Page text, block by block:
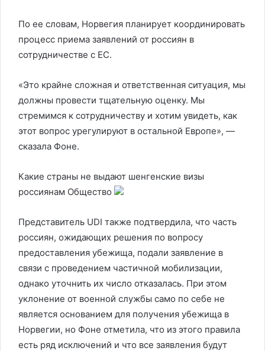
По ее словам, Норвегия планирует координировать
процесс приема заявлений от россиян в
сотрудничестве с ЕС.
«Это крайне сложная и ответственная ситуация, мы
должны провести тщательную оценку. Мы
стремимся к сотрудничеству и хотим увидеть, как
этот вопрос урегулируют в остальной Европе», —
сказала Фоне.
Какие страны не выдают шенгенские визы
россиянам Общество
Представитель UDI также подтвердила, что часть
россиян, ожидающих решения по вопросу
предоставления убежища, подали заявление в
связи с проведением частичной мобилизации,
однако уточнить их число отказалась. При этом
уклонение от военной службы само по себе не
является основанием для получения убежища в
Норвегии, но Фоне отметила, что из этого правила
есть ряд исключений и что все заявления будут